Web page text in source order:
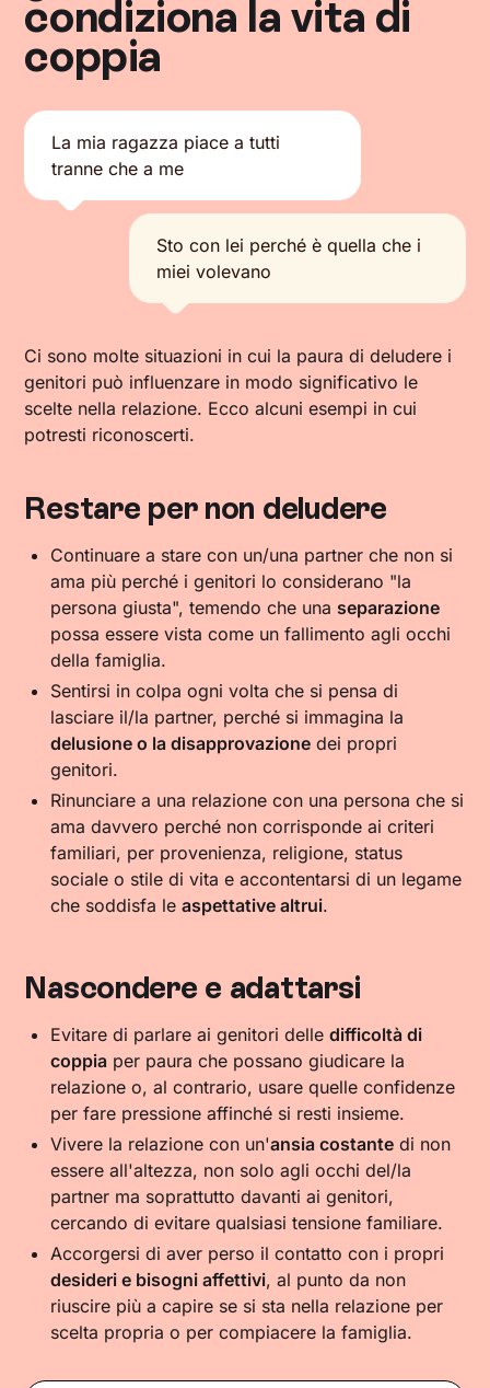
condiziona la vita di
coppia
La mia ragazza piace a tutti
tranne che a me
Sto con lei perché è quella che i
miei volevano
Ci sono molte situazioni in cui la paura di deludere i
genitori può influenzare in modo significativo le
scelte nella relazione. Ecco alcuni esempi in cui
potresti riconoscerti.
Restare per non deludere
Continuare a stare con un/una partner che non si
ama più perché i genitori lo considerano "la
persona giusta", temendo che una separazione
possa essere vista come un fallimento agli occhi
della famiglia.
Sentirsi in colpa ogni volta che si pensa di
lasciare il/la partner, perché si immagina la
delusione o la disapprovazione dei propri
genitori.
Rinunciare a una relazione con una persona che si
ama davvero perché non corrisponde ai criteri
familiari, per provenienza, religione, status
sociale o stile di vita e accontentarsi di un legame
che soddisfa leaspettative altrui.
Nascondere e adattarsi
Evitare di parlare ai genitori delledifficoltà di
coppia per paura che possano giudicare la
relazione o, al contrario, usare quelle confidenze
per fare pressione affinché si resti insieme.
Vivere la relazione con un'ansia costante di non
essere all'altezza, non solo agli occhi del/la
partner ma soprattutto davanti ai genitori,
cercando di evitare qualsiasi tensione familiare.
Accorgersi di aver perso il contatto con i propri
desideri e bisogni affettivi, al punto da non
riuscire più a capire se si sta nella relazione per
scelta propria o per compiacere la famiglia.